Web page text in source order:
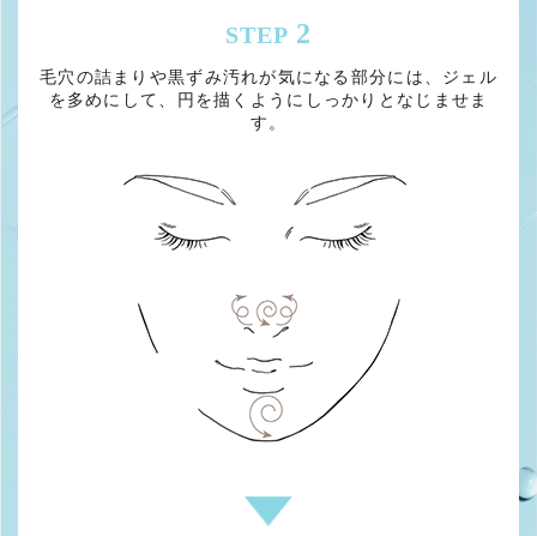
STEP 2
毛穴の詰まりや黒ずみ汚れが気になる部分には、ジェル
を多めにして、円を描くようにしっかりとなじませま
す。